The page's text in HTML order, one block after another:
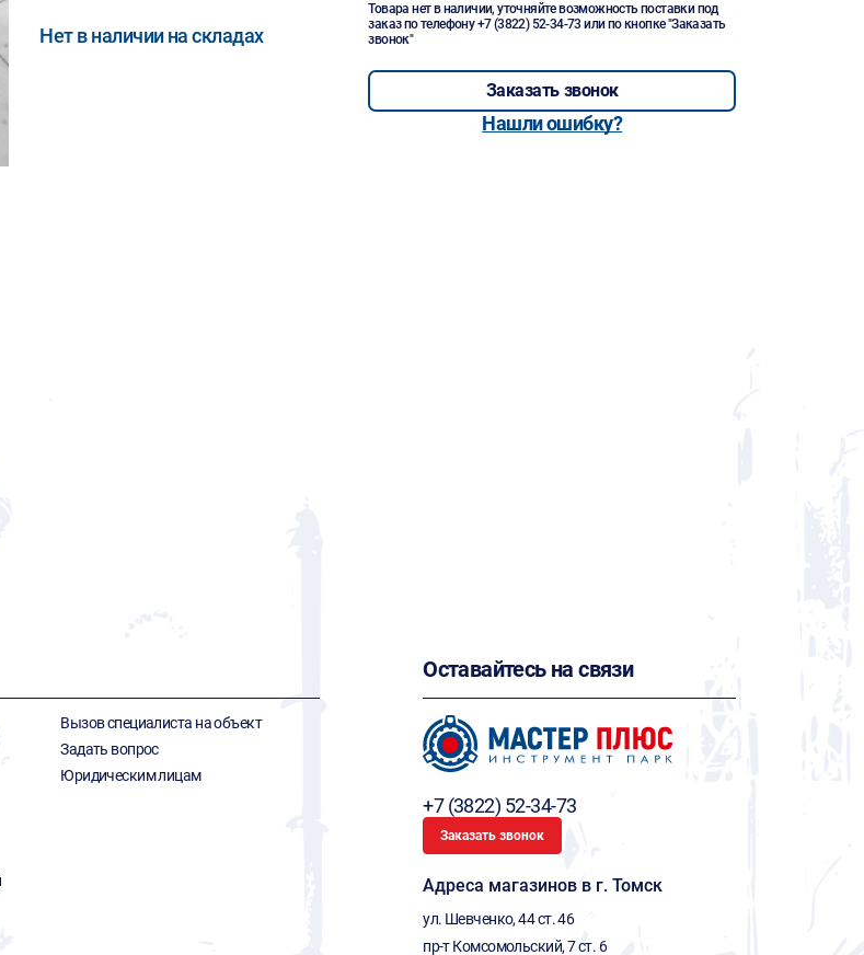
Нет в наличии на складах
Товара нет в наличии, уточняйте возможность поставки под
заказ по телефону+7 (3822) 52-34-73 или по кнопке "Заказать
звонок"
Заказать звонок
Нашли ошибку?
Вызов специалиста на объект
Задать вопрос
Юридическим лицам
Оставайтесь на связи
+7 (3822) 52-34-73
Заказать звонок
Адреса магазинов в г. Томск
ул. Шевченко, 44 ст. 46
пр-т Комсомольский, 7 ст. 6